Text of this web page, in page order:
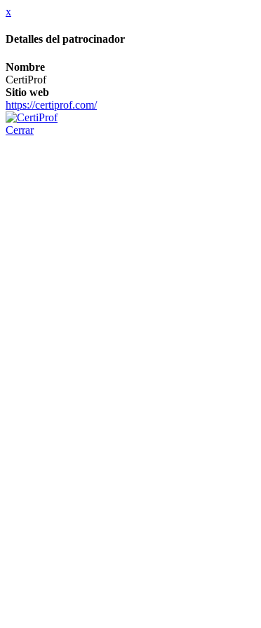
x
Detalles del patrocinador
Nombre
CertiProf
Sitio web
https://certiprof.com/
Cerrar